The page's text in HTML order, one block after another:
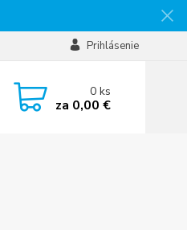
Prihlásenie
0ks
za 0,00 €